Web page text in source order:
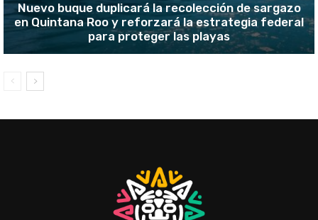
Nuevo buque duplicará la recolección de sargazo
en Quintana Roo y reforzará la estrategia federal
para proteger las playas